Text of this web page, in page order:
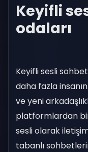
Keyifli
odaları
Keyifli sesli
daha fazla
ve yeni
platformlardan
sesli olarak
tabanlı